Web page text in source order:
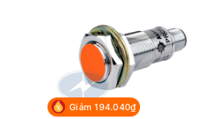
Giảm 194.040₫